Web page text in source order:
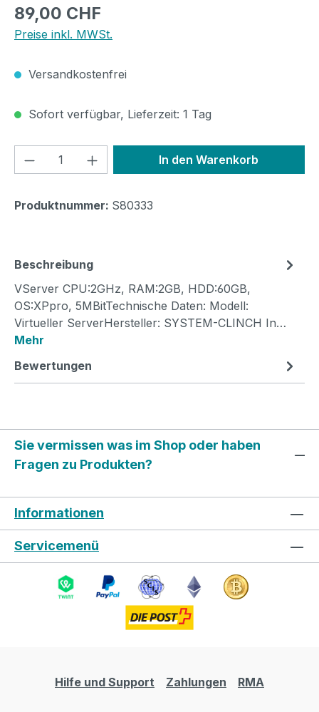
Regulärer Preis:
89,00 CHF
Preise inkl. MWSt.
Versandkostenfrei
Sofort verfügbar, Lieferzeit: 1 Tag
Produkt Anzahl: Gib denIn den Warenkorb
Produktnummer: S80333
Beschreibung
VServer CPU:2GHz, RAM:2GB, HDD:60GB,
OS:XPpro, 5MBitTechnische Daten: Modell:
Virtueller ServerHersteller: SYSTEM-CLINCH In…
Mehr
Bewertungen
Sie vermissen was im Shop oder haben
Fragen zu Produkten?
Informationen
Servicemenü
Hilfe und Support Zahlungen RMA